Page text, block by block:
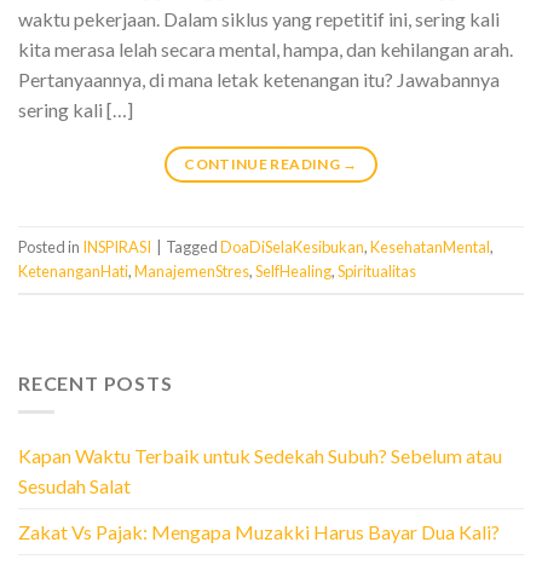
waktu pekerjaan. Dalam siklus yang repetitif ini, sering kali
kita merasa lelah secara mental, hampa, dan kehilangan arah.
Pertanyaannya, di mana letak ketenangan itu? Jawabannya
sering kali […]
CONTINUE READING →
Posted in INSPIRASI TaggedDoaDiSelaKesibukan,KesehatanMental,
KetenanganHati,ManajemenStres,SelfHealing,Spiritualitas
RECENT POSTS
Kapan Waktu Terbaik untuk Sedekah Subuh? Sebelum atau
Sesudah Salat
Zakat Vs Pajak: Mengapa Muzakki Harus Bayar Dua Kali?